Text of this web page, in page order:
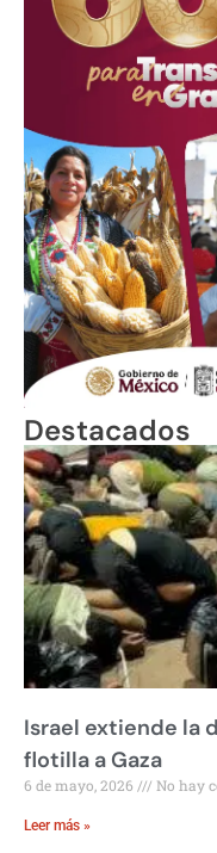
Destacados
Israel extiende la
flotilla a Gaza
6 de mayo, 2026 No hay
Leer más »